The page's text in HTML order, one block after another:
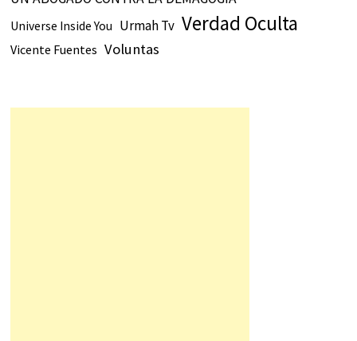
Universe Inside You Urmah Tv Verdad Oculta
Vicente Fuentes Voluntas